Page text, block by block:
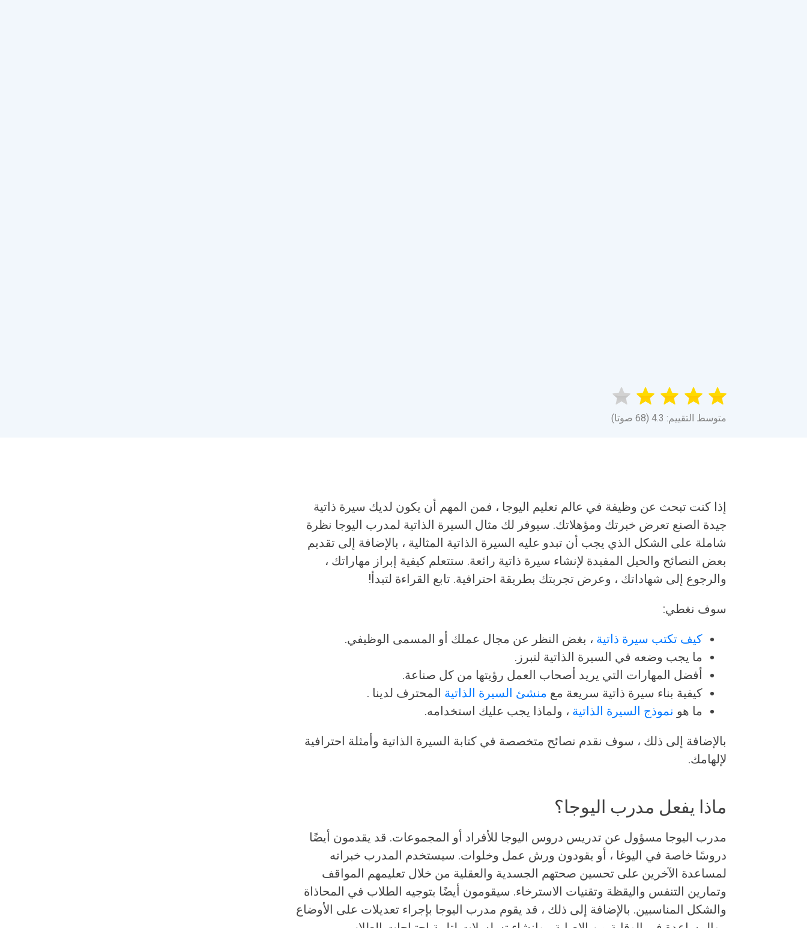
متوسط التقييم: 4.3 (68 صوتا)
إذا كنت تبحث عن وظيفة في عالم تعليم اليوجا ، فمن المهم أن يكون لديك سيرة ذاتية
جيدة الصنع تعرض خبرتك ومؤهلاتك. سيوفر لك مثال السيرة الذاتية لمدرب اليوجا نظرة
شاملة على الشكل الذي يجب أن تبدو عليه السيرة الذاتية المثالية ، بالإضافة إلى تقديم
بعض النصائح والحيل المفيدة لإنشاء سيرة ذاتية رائعة. ستتعلم كيفية إبراز مهاراتك ،
والرجوع إلى شهاداتك ، وعرض تجربتك بطريقة احترافية. تابع القراءة لتبدأ!
سوف نغطي:
كيف تكتب سيرة ذاتية ، بغض النظر عن مجال عملك أو المسمى الوظيفي.
ما يجب وضعه في السيرة الذاتية لتبرز.
أفضل المهارات التي يريد أصحاب العمل رؤيتها من كل صناعة.
كيفية بناء سيرة ذاتية سريعة مع منشئ السيرة الذاتية المحترف لدينا .
ما هو نموذج السيرة الذاتية ، ولماذا يجب عليك استخدامه.
بالإضافة إلى ذلك ، سوف نقدم نصائح متخصصة في كتابة السيرة الذاتية وأمثلة احترافية
لإلهامك.
ماذا يفعل مدرب اليوجا؟
مدرب اليوجا مسؤول عن تدريس دروس اليوجا للأفراد أو المجموعات. قد يقدمون أيضًا
دروسًا خاصة في اليوغا ، أو يقودون ورش عمل وخلوات. سيستخدم المدرب خبراته
لمساعدة الآخرين على تحسين صحتهم الجسدية والعقلية من خلال تعليمهم المواقف
وتمارين التنفس واليقظة وتقنيات الاسترخاء. سيقومون أيضًا بتوجيه الطلاب في المحاذاة
والشكل المناسبين. بالإضافة إلى ذلك ، قد يقوم مدرب اليوجا بإجراء تعديلات على الأوضاع